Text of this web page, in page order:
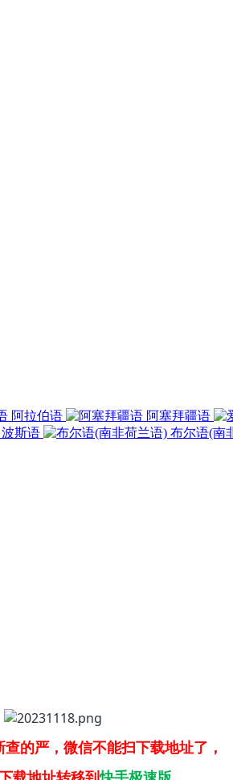
阿拉伯语
阿塞拜疆语
波斯语 布尔语(南
，微信不能扫下载地址了，